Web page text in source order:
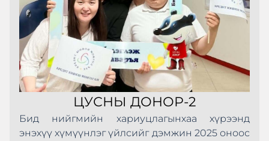
ЦУСНЫ ДОНОР-2
Бид нийгмийн хариуцлагынхаа хүрээнд
энэхүү хүмүүнлэг үйлсийг дэмжин 2025 оноос